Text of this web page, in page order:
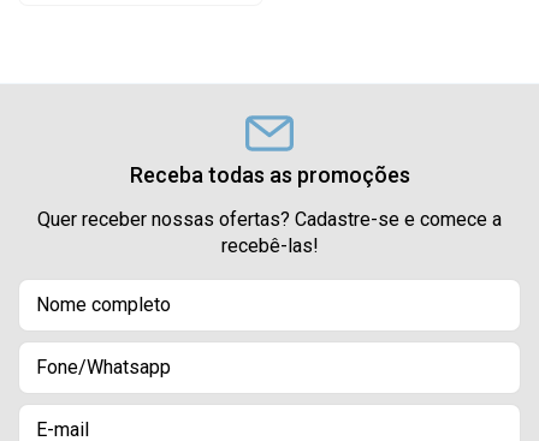
Receba todas as promoções
Quer receber nossas ofertas? Cadastre-se e comece a
recebê-las!